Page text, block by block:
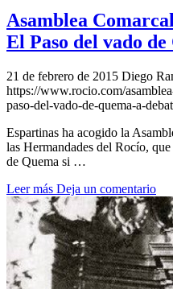
Asamblea
El Paso del vado
21 de febrero de 2015 Diego
https://www.rocio.com/
paso-del-vado-de-quema-a-
Espartinas ha acogido la
las Hermandades del Rocío,
de Quema si …
Leer más Deja un comentario